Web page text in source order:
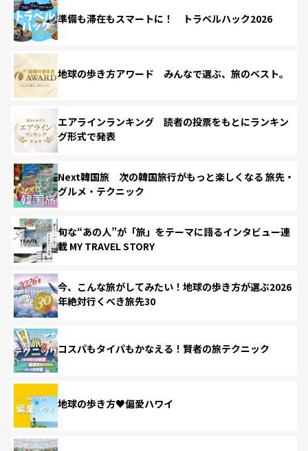
準備も滞在もスマートに！ トラベルハック2026
地球の歩き方アワード みんなで選ぶ、旅のベスト。
エアラインランキング 読者の投票をもとにランキン
グ形式で発表
Next韓国旅 次の韓国旅行がもっと楽しくなる 旅先・
グルメ・テクニック
旬な“あの人”が「旅」をテーマに語るインタビュー連
載 MY TRAVEL STORY
今、こんな旅がしてみたい！地球の歩き方が選ぶ2026
年絶対行くべき旅先30
コスパもタイパもかなえる！賢者の旅テクニック
地球の歩き方♥偏愛ハワイ